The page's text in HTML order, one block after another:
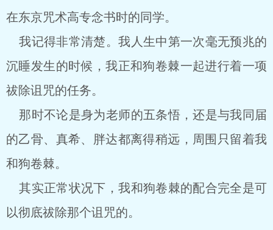
在东京咒术高专念书时的同学。
我记得非常清楚。我人生中第一次毫无预兆的
沉睡发生的时候，我正和狗卷棘一起进行着一项
祓除诅咒的任务。
那时不论是身为老师的五条悟，还是与我同届
的乙骨、真希、胖达都离得稍远，周围只留着我
和狗卷棘。
其实正常状况下，我和狗卷棘的配合完全是可
以彻底祓除那个诅咒的。